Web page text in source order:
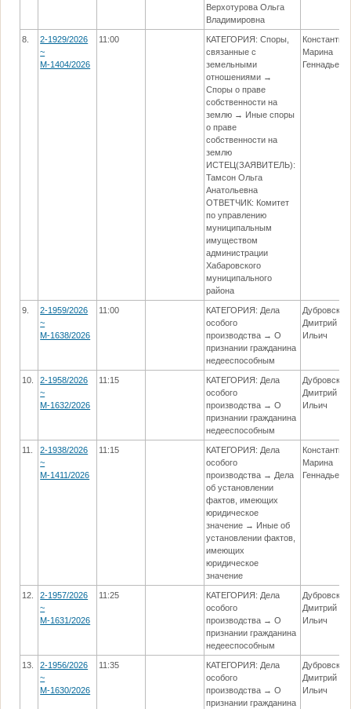
Верхотурова Ольга
Владимировна
8.
2-1929/2026
~
М-1404/2026
11:00
КАТЕГОРИЯ: Споры,
связанные с
земельными
отношениями →
Споры о праве
собственности на
землю → Иные споры
о праве
собственности на
землю
ИСТЕЦ(ЗАЯВИТЕЛЬ):
Тамсон Ольга
Анатольевна
ОТВЕТЧИК: Комитет
по управлению
муниципальным
имуществом
администрации
Хабаровского
муниципального
района
Марина
9.
2-1959/2026
~
М-1638/2026
11:00
КАТЕГОРИЯ: Дела
особого
производства → О
признании гражданина
недееспособным
Дубровский
Дмитрий
Ильич
10.
2-1958/2026
~
М-1632/2026
11:15
КАТЕГОРИЯ: Дела
особого
производства → О
признании гражданина
недееспособным
Дубровский
Дмитрий
Ильич
11.
2-1938/2026
~
М-1411/2026
11:15
КАТЕГОРИЯ: Дела
особого
производства → Дела
об установлении
фактов, имеющих
юридическое
значение → Иные об
установлении фактов,
имеющих
юридическое
значение
Марина
12.
2-1957/2026
~
М-1631/2026
11:25
КАТЕГОРИЯ: Дела
особого
производства → О
признании гражданина
недееспособным
Дубровский
Дмитрий
Ильич
13.
2-1956/2026
~
М-1630/2026
11:35
КАТЕГОРИЯ: Дела
особого
производства → О
признании гражданина
Дубровский
Дмитрий
Ильич